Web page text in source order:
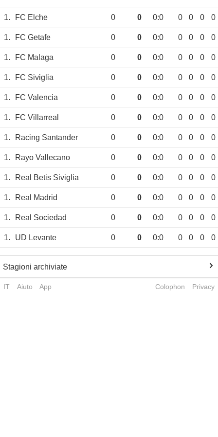
1. FC Elche 0 0 0:0 0 0 0 0
1. FC Getafe 0 0 0:0 0 0 0 0
1. FC Malaga 0 0 0:0 0 0 0 0
1. FC Siviglia 0 0 0:0 0 0 0 0
1. FC Valencia 0 0 0:0 0 0 0 0
1. FC Villarreal 0 0 0:0 0 0 0 0
1. Racing Santander 0 0 0:0 0 0 0 0
1. Rayo Vallecano 0 0 0:0 0 0 0 0
1. Real Betis Siviglia 0 0 0:0 0 0 0 0
1. Real Madrid 0 0 0:0 0 0 0 0
1. Real Sociedad 0 0 0:0 0 0 0 0
1. UD Levante 0 0 0:0 0 0 0 0
Stagioni archiviate
IT Aiuto App Colophon Privacy